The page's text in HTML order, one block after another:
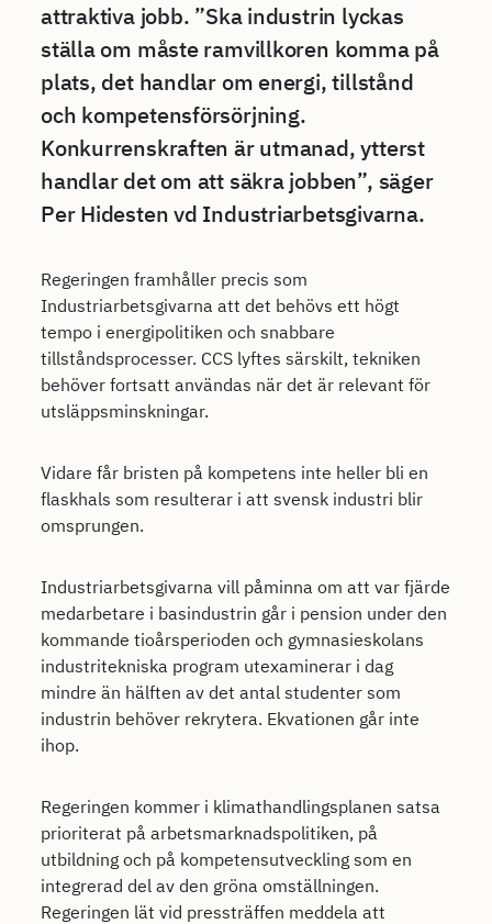
attraktiva jobb. ”Ska industrin lyckas
ställa om måste ramvillkoren komma på
plats, det handlar om energi, tillstånd
och kompetensförsörjning.
Konkurrenskraften är utmanad, ytterst
handlar det om att säkra jobben”, säger
Per Hidesten vd Industriarbetsgivarna.
Regeringen framhåller precis som
Industriarbetsgivarna att det behövs ett högt
tempo i energipolitiken och snabbare
tillståndsprocesser. CCS lyftes särskilt, tekniken
behöver fortsatt användas när det är relevant för
utsläppsminskningar.
Vidare får bristen på kompetens inte heller bli en
flaskhals som resulterar i att svensk industri blir
omsprungen.
Industriarbetsgivarna vill påminna om att var fjärde
medarbetare i basindustrin går i pension under den
kommande tioårsperioden och gymnasieskolans
industritekniska program utexaminerar i dag
mindre än hälften av det antal studenter som
industrin behöver rekrytera. Ekvationen går inte
ihop.
Regeringen kommer i klimathandlingsplanen satsa
prioriterat på arbetsmarknadspolitiken, på
utbildning och på kompetensutveckling som en
integrerad del av den gröna omställningen.
Regeringen lät vid pressträffen meddela att